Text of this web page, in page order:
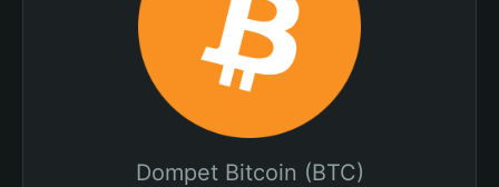
Dompet Bitcoin (BTC)